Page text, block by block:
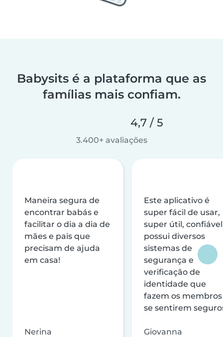
Babysits é a plataforma que as
famílias mais confiam.
4,7 / 5
3.400+ avaliações
Maneira segura de
encontrar babás e
facilitar o dia a dia de
mães e pais que
precisam de ajuda
em casa!
Nerina
Este aplicativo é
super fácil de usar,
super útil,
possui diversos
sistemas de
segurança e
verificação de
identidade que
fazem os membros
se sentirem
Giovanna